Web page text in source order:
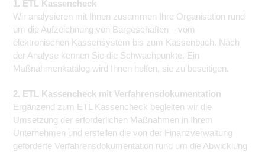
1. ETL Kassencheck
Wir analysieren mit Ihnen zusammen Ihre Organisation rund
um die Aufzeichnung von Bargeschäften – vom
elektronischen Kassensystem bis zum Kassenbuch. Nach
der Analyse kennen Sie die Schwachpunkte. Ein
Maßnahmenkatalog wird Ihnen helfen, sie zu beseitigen.
2. ETL Kassencheck mit Verfahrensdokumentation
Ergänzend zum ETL Kassencheck begleiten wir die
Umsetzung der erforderlichen Maßnahmen in Ihrem
Unternehmen und erstellen die von der Finanzverwaltung
geforderte Verfahrensdokumentation rund um die Abwicklung